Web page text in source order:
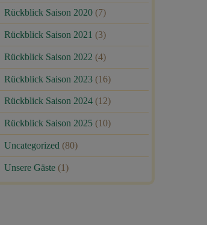
Rückblick Saison 2020 (7)
Rückblick Saison 2021 (3)
Rückblick Saison 2022 (4)
Rückblick Saison 2023 (16)
Rückblick Saison 2024 (12)
Rückblick Saison 2025 (10)
Uncategorized (80)
Unsere Gäste (1)